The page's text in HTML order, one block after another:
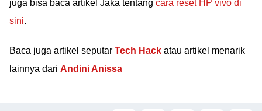
juga bisa baca artikel Jaka tentang cara reset HP vivo di
sini.
Baca juga artikel seputar Tech Hack atau artikel menarik
lainnya dari Andini Anissa